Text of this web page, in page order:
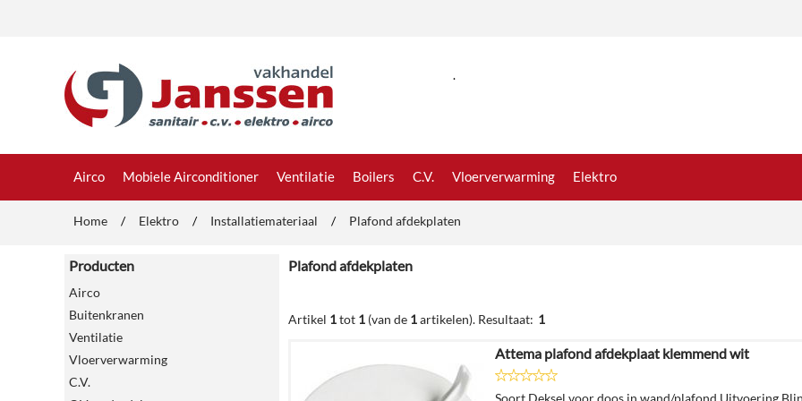
.
Airco Mobiele Airconditioner Ventilatie Boilers C.V. Vloerverwarming Elektro
Home / Elektro / Installatiemateriaal / Plafond afdekplaten
Producten
Airco
Buitenkranen
Ventilatie
Vloerverwarming
C.V.
Plafond afdekplaten
Artikel 1tot 1 (van de 1artikelen). Resultaat: 1
Attema plafond afdekplaat klemmend wit
Soort Deksel voor doos in wand/plafond Uitvoering